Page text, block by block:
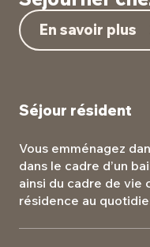
En savoir plus
Séjour résident
Vous emménagez
dans le cadre d’un
ainsi du cadre de vie
résidence au